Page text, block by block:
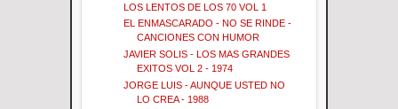
LOS LENTOS DE LOS 70 VOL 1
EL ENMASCARADO - NO SE RINDE -
CANCIONES CON HUMOR
JAVIER SOLIS - LOS MAS GRANDES
EXITOS VOL 2 - 1974
JORGE LUIS - AUNQUE USTED NO
LO CREA - 1988